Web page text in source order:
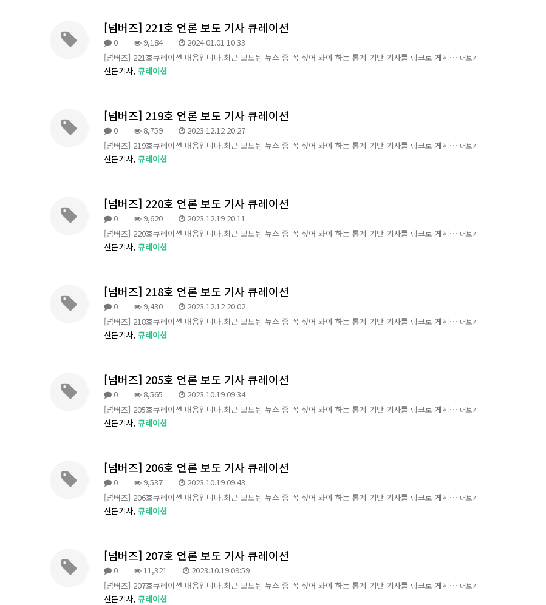
[넘버즈] 221호 언론 보도 기사 큐레이션
0 9,184
2024.01.01 10:33
[넘버즈] 221호큐레이션 내용입니다.최근 보도된 뉴스 중 꼭 짚어 봐야 하는 통계 기반 기사를 링크로 게시… 더보기
신문기사, 큐레이션
[넘버즈] 219호 언론 보도 기사 큐레이션
0 8,759
2023.12.12 20:27
[넘버즈] 219호큐레이션 내용입니다.최근 보도된 뉴스 중 꼭 짚어 봐야 하는 통계 기반 기사를 링크로 게시… 더보기
신문기사, 큐레이션
[넘버즈] 220호 언론 보도 기사 큐레이션
0 9,620
2023.12.19 20:11
[넘버즈] 220호큐레이션 내용입니다.최근 보도된 뉴스 중 꼭 짚어 봐야 하는 통계 기반 기사를 링크로 게시… 더보기
신문기사, 큐레이션
[넘버즈] 218호 언론 보도 기사 큐레이션
0 9,430
2023.12.12 20:02
[넘버즈] 218호큐레이션 내용입니다.최근 보도된 뉴스 중 꼭 짚어 봐야 하는 통계 기반 기사를 링크로 게시… 더보기
신문기사, 큐레이션
[넘버즈] 205호 언론 보도 기사 큐레이션
0 8,565
2023.10.19 09:34
[넘버즈] 205호큐레이션 내용입니다.최근 보도된 뉴스 중 꼭 짚어 봐야 하는 통계 기반 기사를 링크로 게시… 더보기
신문기사, 큐레이션
[넘버즈] 206호 언론 보도 기사 큐레이션
0 9,537
2023.10.19 09:43
[넘버즈] 206호큐레이션 내용입니다.최근 보도된 뉴스 중 꼭 짚어 봐야 하는 통계 기반 기사를 링크로 게시… 더보기
신문기사, 큐레이션
[넘버즈] 207호 언론 보도 기사 큐레이션
0 11,321
2023.10.19 09:59
[넘버즈] 207호큐레이션 내용입니다.최근 보도된 뉴스 중 꼭 짚어 봐야 하는 통계 기반 기사를 링크로 게시… 더보기
신문기사, 큐레이션